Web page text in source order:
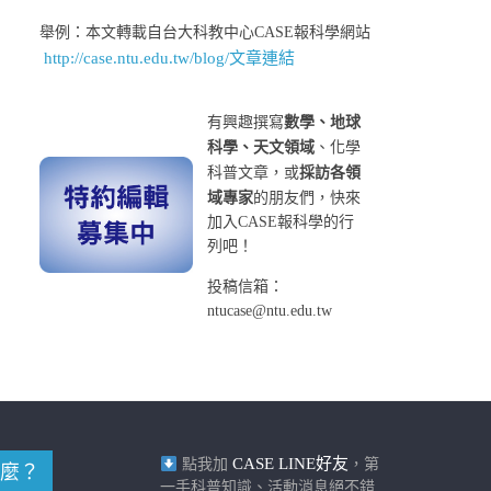
舉例：本文轉載自台大科教中心CASE報科學網站
http://case.ntu.edu.tw/blog/文章連結
有興趣撰寫數學、地球
科學、天文領域 、化學
科普文章，或採訪各領
域專家的朋友們，快來
加入CASE報科學的行
列吧！
投稿信箱：
ntucase@ntu.edu.tw
？ 點我加 CASE LINE好友 ，第
一手科普知識、活動消息絕不錯